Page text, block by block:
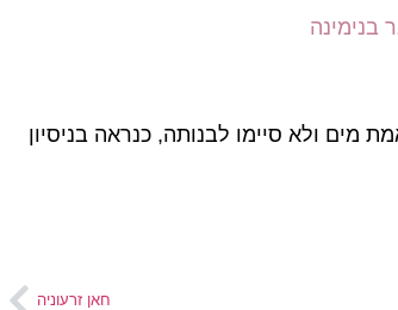
בנימינה
אמת מים ולא סיימו לבנותה, כנראה בניסיון
חאן זרעוניה